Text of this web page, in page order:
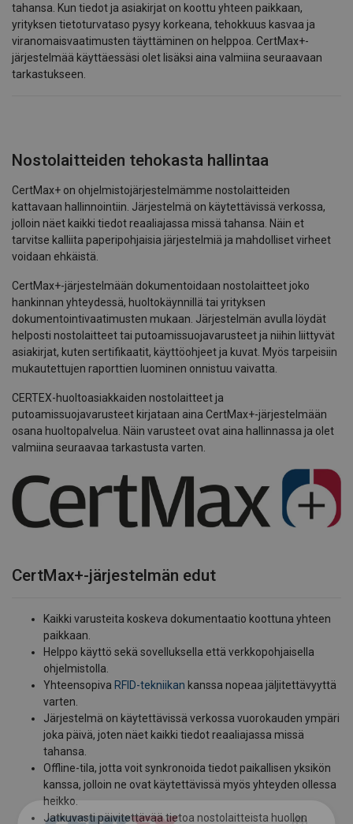
tahansa. Kun tiedot ja asiakirjat on koottu yhteen paikkaan,
yrityksen tietoturvataso pysyy korkeana, tehokkuus kasvaa ja
viranomaisvaatimusten täyttäminen on helppoa. CertMax+-
järjestelmää käyttäessäsi olet lisäksi aina valmiina seuraavaan
tarkastukseen.
Nostolaitteiden tehokasta hallintaa
CertMax+ on ohjelmistojärjestelmämme nostolaitteiden
kattavaan hallinnointiin. Järjestelmä on käytettävissä verkossa,
jolloin näet kaikki tiedot reaaliajassa missä tahansa. Näin et
tarvitse kalliita paperipohjaisia järjestelmiä ja mahdolliset virheet
voidaan ehkäistä.
CertMax+-järjestelmään dokumentoidaan nostolaitteet joko
hankinnan yhteydessä, huoltokäynnillä tai yrityksen
dokumentointivaatimusten mukaan. Järjestelmän avulla löydät
helposti nostolaitteet tai putoamissuojavarusteet ja niihin liittyvät
asiakirjat, kuten sertifikaatit, käyttöohjeet ja kuvat. Myös tarpeisiin
mukautettujen raporttien luominen onnistuu vaivatta.
CERTEX-huoltoasiakkaiden nostolaitteet ja
putoamissuojavarusteet kirjataan aina CertMax+-järjestelmään
osana huoltopalvelua. Näin varusteet ovat aina hallinnassa ja olet
valmiina seuraavaa tarkastusta varten.
CertMax+-järjestelmän edut
Kaikki varusteita koskeva dokumentaatio koottuna yhteen
paikkaan.
Helppo käyttö sekä sovelluksella että verkkopohjaisella
ohjelmistolla.
Yhteensopiva RFID-tekniikan kanssa nopeaa jäljitettävyyttä
varten.
Järjestelmä on käytettävissä verkossa vuorokauden ympäri
joka päivä, joten näet kaikki tiedot reaaliajassa missä
tahansa.
Offline-tila, jotta voit synkronoida tiedot paikallisen yksikön
kanssa, jolloin ne ovat käytettävissä myös yhteyden ollessa
heikko.
Jatkuvasti päivitettävää tietoa nostolaitteista huollon